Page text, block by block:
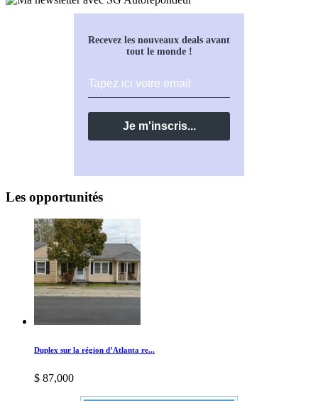
Recevez les nouveaux deals avant
tout le monde !
Les opportunités
Duplex sur la région d’Atlanta re...
$ 87,000